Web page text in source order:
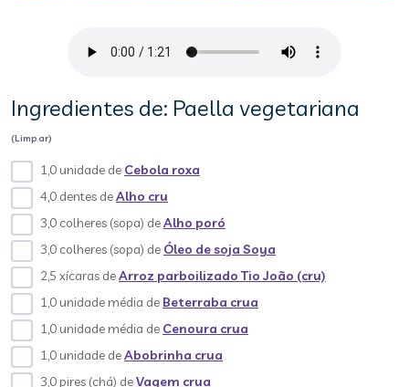
Ingredientes de: Paella vegetariana
(Limpar)
1,0 unidade de Cebola roxa
4,0 dentes deAlho cru
3,0 colheres (sopa) deAlho poró
3,0 colheres (sopa) de Óleo de soja Soya
2,5 xícaras deArroz parboilizado Tio João (cru)
1,0 unidade média de Beterraba crua
1,0 unidade média de Cenoura crua
1,0 unidade deAbobrinha crua
3,0 pires (chá) deVagem crua